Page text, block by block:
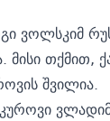
ვოლსკიმ
თქმით,
შვილია.